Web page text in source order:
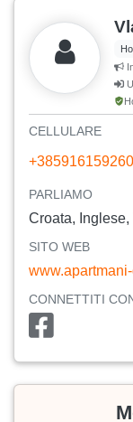
CELLULARE
+385916159260
PARLIAMO
Croata,
SITO WEB
CONNETTITI